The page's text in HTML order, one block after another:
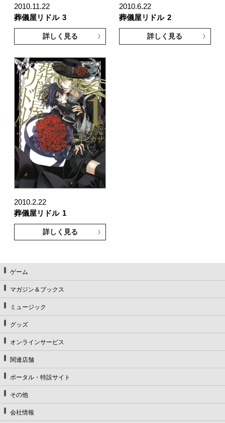
2010.11.22
葬儀屋リドル 3
詳しく見る
2010.6.22
葬儀屋リドル 2
詳しく見る
2010.2.22
葬儀屋リドル 1
詳しく見る
ゲーム
マガジン＆ブックス
ミュージック
グッズ
オンラインサービス
関連店舗
ポータル・特設サイト
その他
会社情報